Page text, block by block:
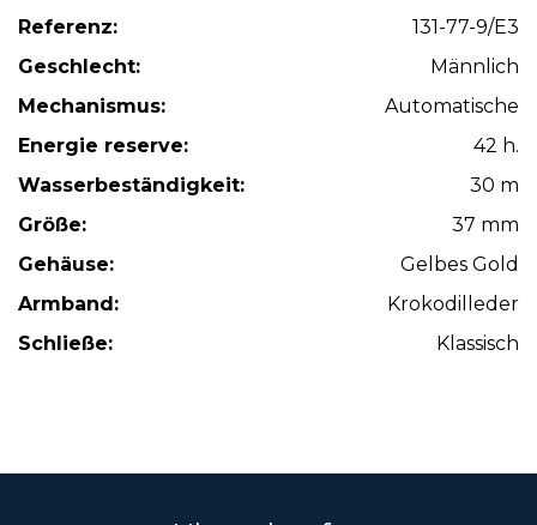
Referenz:
131-77-9/E3
Geschlecht:
Männlich
Mechanismus:
Automatische
Energie reserve:
42 h.
Wasserbeständigkeit:
30 m
Größe:
37 mm
Gehäuse:
Gelbes Gold
Armband:
Krokodilleder
Schließe:
Klassisch